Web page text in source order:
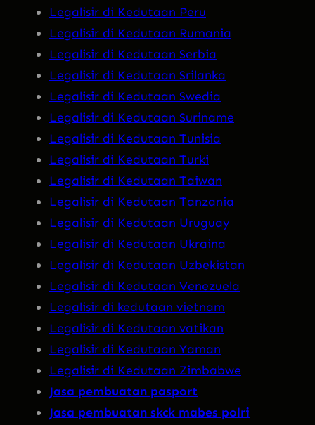
Legalisir di Kedutaan Peru
Legalisir di Kedutaan Rumania
Legalisir di Kedutaan Serbia
Legalisir di Kedutaan Srilanka
Legalisir di Kedutaan Swedia
Legalisir di Kedutaan Suriname
Legalisir di Kedutaan Tunisia
Legalisir di Kedutaan Turki
Legalisir di Kedutaan Taiwan
Legalisir di Kedutaan Tanzania
Legalisir di Kedutaan Uruguay
Legalisir di Kedutaan Ukraina
Legalisir di Kedutaan Uzbekistan
Legalisir di Kedutaan Venezuela
Legalisir di kedutaan vietnam
Legalisir di Kedutaan vatikan
Legalisir di Kedutaan Yaman
Legalisir di Kedutaan Zimbabwe
Jasa pembuatan pasport
Jasa pembuatan skck mabes polri